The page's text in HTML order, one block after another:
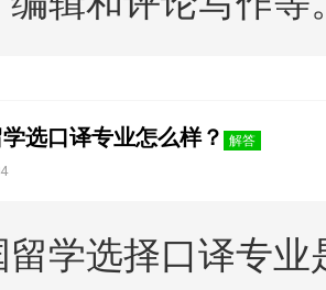
选口译专业怎么样？ 解答
留学选择口译专